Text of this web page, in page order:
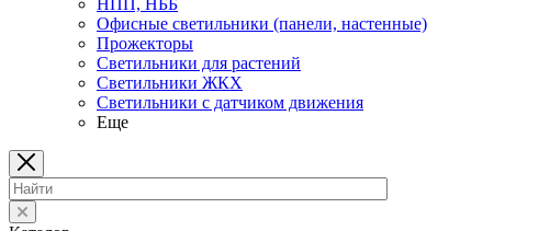
НПП, НББ
Офисные светильники (панели, настенные)
Прожекторы
Светильники для растений
Светильники ЖКХ
Светильники с датчиком движения
Еще